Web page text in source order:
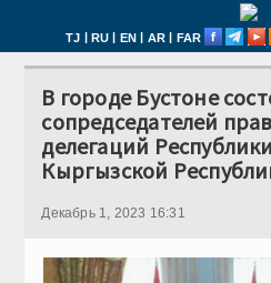
TJ | RU | EN | AR | FAR
В городе Бустоне
сопредседателей
делегаций
Кыргызской
Декабрь 1, 2023 16:31